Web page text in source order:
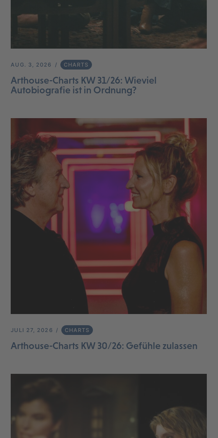
AUG. 3, 2026 CHARTS
Arthouse-Charts KW 31/26: Wieviel
Autobiografie ist in Ordnung?
JULI 27, 2026 CHARTS
Arthouse-Charts KW 30/26: Gefühle zulassen